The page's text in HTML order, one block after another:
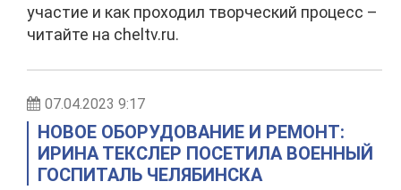
участие и как проходил творческий процесс –
читайте на cheltv.ru.
07.04.2023 9:17
НОВОЕ ОБОРУДОВАНИЕ И РЕМОНТ:
ИРИНА ТЕКСЛЕР ПОСЕТИЛА ВОЕННЫЙ
ГОСПИТАЛЬ ЧЕЛЯБИНСКА